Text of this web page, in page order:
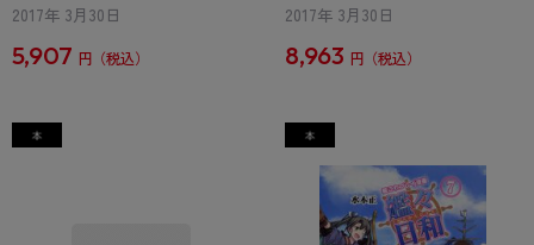
2017年 3月30日
5,907 円
2017年 3月30日
8,963 円